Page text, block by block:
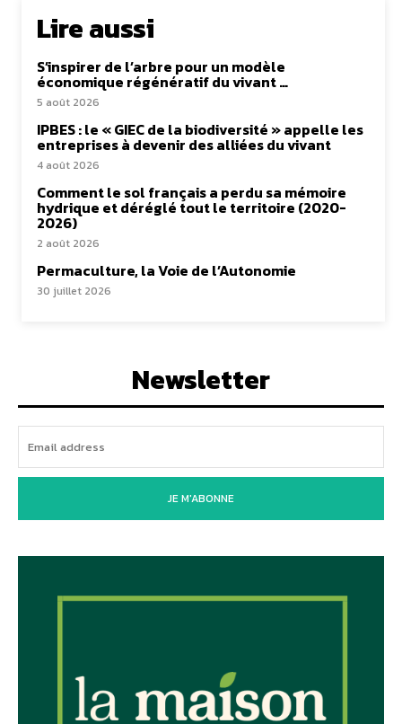
Lire aussi
S’inspirer de l’arbre pour un modèle
économique régénératif du vivant …
5 août 2026
IPBES : le « GIEC de la biodiversité » appelle les
entreprises à devenir des alliées du vivant
4 août 2026
Comment le sol français a perdu sa mémoire
hydrique et déréglé tout le territoire (2020-
2026)
2 août 2026
Permaculture, la Voie de l’Autonomie
30 juillet 2026
Newsletter
JE M'ABONNE